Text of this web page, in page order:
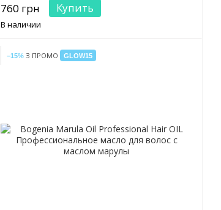
760 грн Купить
В наличии
−15% З ПРОМО GLOW15